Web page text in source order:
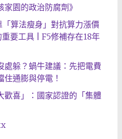
園的政治防腐劑》
算法瘦身」對抗算力漲價
重要工具 | F5修補存在18年
處躲？蝸牛建議：先把電費
通膨與停電！
歡喜」：國家認證的「集體